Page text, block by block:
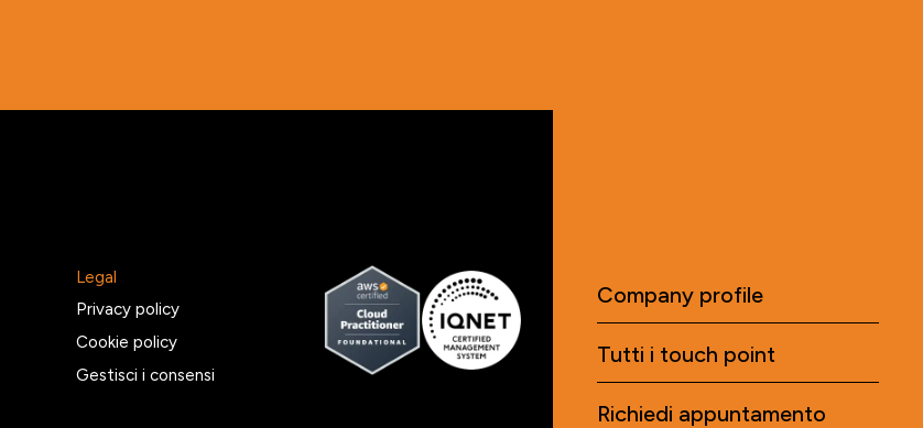
Legal
Privacy policy
Cookie policy
Gestisci i consensi
Company profile
Tutti i touch point
Richiedi appuntamento